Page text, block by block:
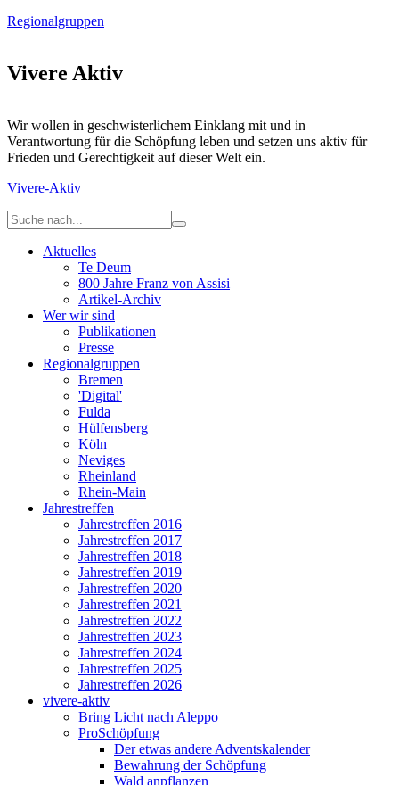
Regionalgruppen
Vivere Aktiv
Wir wollen in geschwisterlichem Einklang mit und in
Verantwortung für die Schöpfung leben und setzen uns aktiv für
Frieden und Gerechtigkeit auf dieser Welt ein.
Vivere-Aktiv
Aktuelles
Te Deum
800 Jahre Franz von Assisi
Artikel-Archiv
Wer wir sind
Publikationen
Presse
Regionalgruppen
Bremen
'Digital'
Fulda
Hülfensberg
Köln
Neviges
Rheinland
Rhein-Main
Jahrestreffen
Jahrestreffen 2016
Jahrestreffen 2017
Jahrestreffen 2018
Jahrestreffen 2019
Jahrestreffen 2020
Jahrestreffen 2021
Jahrestreffen 2022
Jahrestreffen 2023
Jahrestreffen 2024
Jahrestreffen 2025
Jahrestreffen 2026
vivere-aktiv
Bring Licht nach Aleppo
ProSchöpfung
Der etwas andere Adventskalender
Bewahrung der Schöpfung
Wald anpflanzen